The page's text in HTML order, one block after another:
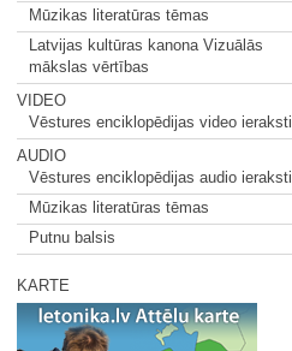
Mūzikas literatūras tēmas
Latvijas kultūras kanona Vizuālās
mākslas vērtības
VIDEO
Vēstures enciklopēdijas video ieraksti
AUDIO
Vēstures enciklopēdijas audio ieraksti
Mūzikas literatūras tēmas
Putnu balsis
KARTE